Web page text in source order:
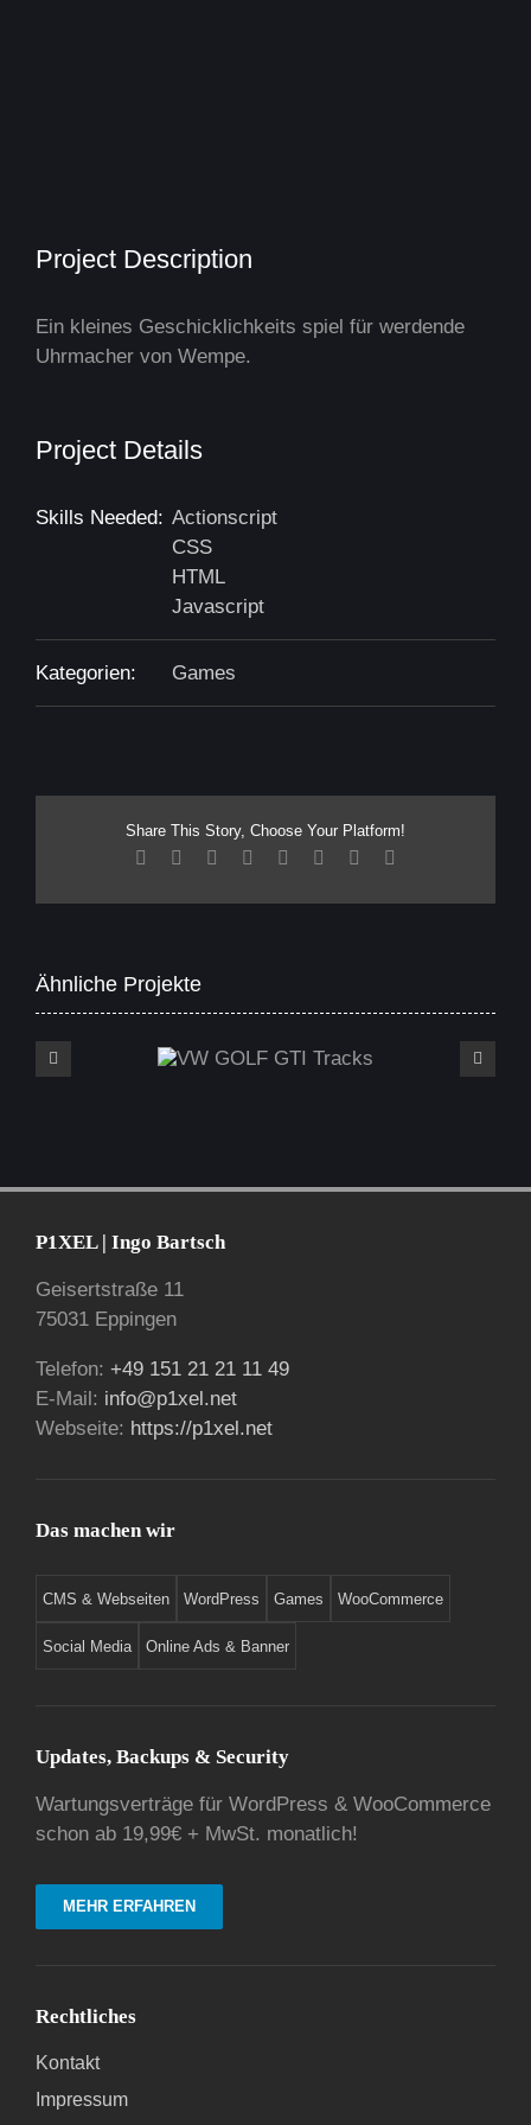
Project Description
Ein kleines Geschicklichkeits spiel für werdende
Uhrmacher von Wempe.
Project Details
Skills Needed: Actionscript
CSS
HTML
Javascript
Kategorien: Games
Share This Story, Choose Your Platform!
Facebook Reddit LinkedIn
TumblrPinterest
Ähnliche Projekte
VW GOLF GTI Tracks
P1XEL | Ingo Bartsch
Geisertstraße 11
75031 Eppingen
Telefon: +49 151 21 21 11 49
E-Mail: info@p1xel.net
Webseite: https://p1xel.net
Das machen wir
CMS & Webseiten WordPress Games WooCommerce
Social Media Online Ads & Banner
Updates, Backups & Security
Wartungsverträge für WordPress & WooCommerce
schon ab 19,99€ + MwSt. monatlich!
MEHR ERFAHREN
Rechtliches
Kontakt
Impressum